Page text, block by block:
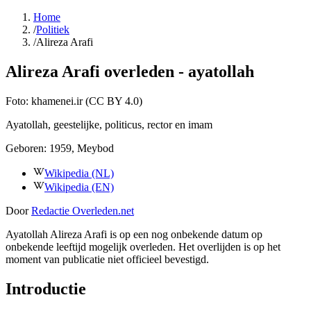
Home
/Politiek
/Alireza Arafi
Alireza Arafi overleden - ayatollah
Foto: khamenei.ir (CC BY 4.0)
Ayatollah, geestelijke, politicus, rector en imam
Geboren: 1959, Meybod
Wikipedia (NL)
Wikipedia (EN)
Door Redactie Overleden.net
Ayatollah Alireza Arafi is op een nog onbekende datum op
onbekende leeftijd mogelijk overleden. Het overlijden is op het
moment van publicatie niet officieel bevestigd.
Introductie